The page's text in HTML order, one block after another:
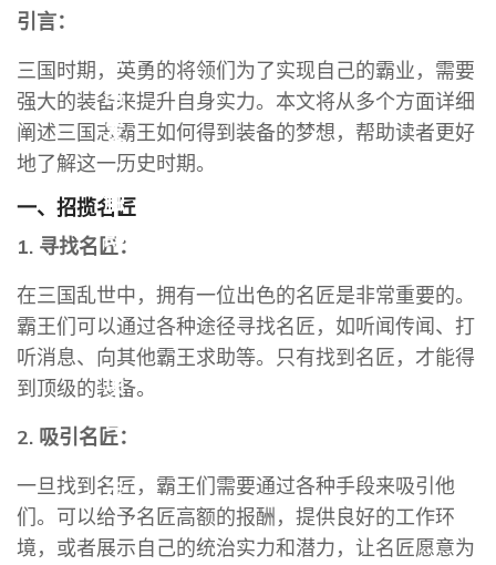
识
凯
发
一
触
即
项
目
示
引言：
三国时期，英勇的将领们为了实现自己的霸业，需要
强大的装备来提升自身实力。本文将从多个方面详细
阐述三国志霸王如何得到装备的梦想，帮助读者更好
地了解这一历史时期。
一、招揽名匠
1. 寻找名匠：
在三国乱世中，拥有一位出色的名匠是非常重要的。
霸王们可以通过各种途径寻找名匠，如听闻传闻、打
听消息、向其他霸王求助等。只有找到名匠，才能得
到顶级的装备。
2. 吸引名匠：
一旦找到名匠，霸王们需要通过各种手段来吸引他
们。可以给予名匠高额的报酬，提供良好的工作环
境，或者展示自己的统治实力和潜力，让名匠愿意为